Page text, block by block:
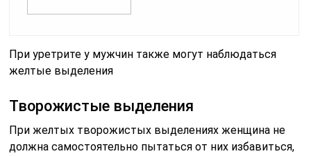
При уретрите у мужчин также могут наблюдаться
желтые выделения
Творожистые выделения
При желтых творожистых выделениях женщина не
должна самостоятельно пытаться от них избавиться,